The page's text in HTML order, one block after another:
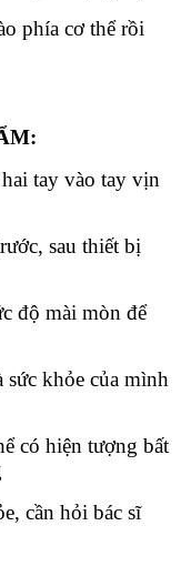
phía cơ thể rồi
tay vào tay vịn
sau thiết bị
độ mài mòn để
sức khỏe của mình
có hiện tượng bất
cần hỏi bác sĩ